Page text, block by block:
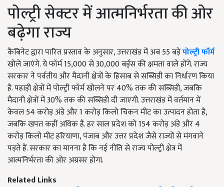
पोल्ट्री सेक्टर में आत्मनिर्भरता की ओर
बढ़ेगा राज्य
कैबिनेट द्वारा पारित प्रस्ताव के अनुसार, उत्तराखंड में अब 55 बड़ेपोल्ट्री फॉर्म
खोले जाएंगे. ये फॉर्म 15,000 से 30,000 बर्ड्स की क्षमता वाले होंगे. राज्य
सरकार ने पर्वतीय और मैदानी क्षेत्रों के हिसाब से सब्सिडी का निर्धारण किया
है. पहाड़ी क्षेत्रों में पोल्ट्री फॉर्म खोलने पर 40% तक की सब्सिडी, जबकि
मैदानी क्षेत्रों में 30% तक की सब्सिडी दी जाएगी. उत्तराखंड में वर्तमान में
केवल 54 करोड़ अंडे और 1 करोड़ किलो चिकन मीट का उत्पादन होता है,
जबकि खपत कहीं अधिक है. हर साल प्रदेश को 154 करोड़ अंडे और 4
करोड़ किलो मीट हरियाणा, पंजाब और उत्तर प्रदेश जैसे राज्यों से मंगवाने
पड़ते हैं. सरकार का मानना है कि नई नीति से राज्य पोल्ट्री क्षेत्र में
आत्मनिर्भरता की ओर अग्रसर होगा.
Related Links